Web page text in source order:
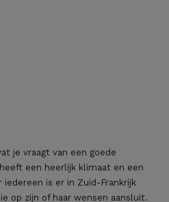
je vraagt van een goede
een heerlijk klimaat en een
iedereen is er in Zuid-Frankrijk
op zijn of haar wensen aansluit.